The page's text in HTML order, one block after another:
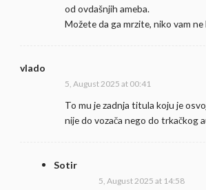
od ovdašnjih ameba.
Možete da ga mrzite, niko vam ne
vlado
5, August 2025 at 00:41
To mu je zadnja titula koju je
nije do vozača nego do trkačkog
Sotir
5, August 2025 at 14:58